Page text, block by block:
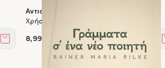
Στο καλάθι
Αντιστάσεις στην αλλοτρίωση
Χρήστος Γιανναράς
8,99 €